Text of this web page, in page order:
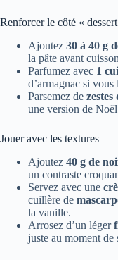
Renforcer le côté «
Ajoutez 30 à 40 g
la pâte avant
Parfumez avec 1
d’armagnac si vous
Parsemez de zestes
une version de
Jouer avec les textures
Ajoutez 40 g de
un contraste
Servez avec une
cuillère de
la vanille.
Arrosez d’un léger
juste au moment de